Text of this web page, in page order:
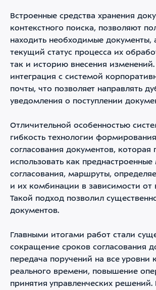
Встроенные средства хранения
контекстного поиска, позволяют
находить необходимые документы,
текущий статус процесса их
так и историю внесения
интеграция с системой
почты, что позволяет направлять
уведомления о поступлении
Отличительной особенностью
гибкость технологии
согласования документов, которая
использовать как
согласования, маршруты,
и их комбинации в зависимости от
Такой подход позволил
документов.
Главными итогами работ стали
сокращение сроков согласования
передача поручений на все
реального времени, повышение
принятия управленческих